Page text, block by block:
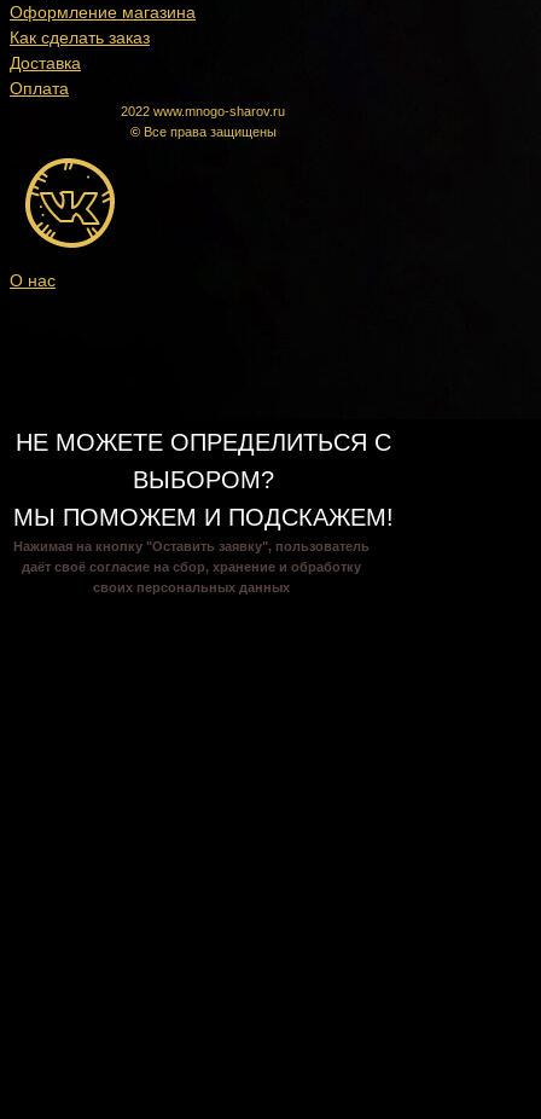
Доставка в
НЕ МОЖЕТЕ ОПРЕДЕЛИТЬСЯ С
ВЫБОРОМ?
МЫ ПОМОЖЕМ И ПОДСКАЖЕМ!
Нажимая на кнопку "Оставить заявку", пользователь
даёт своё согласие на сбор, хранение и обработку
своих персональных данных
Оформление магазина
Как сделать заказ
Доставка
Оплата
2022 www.mnogo-sharov.ru
© Все права защищены
О нас